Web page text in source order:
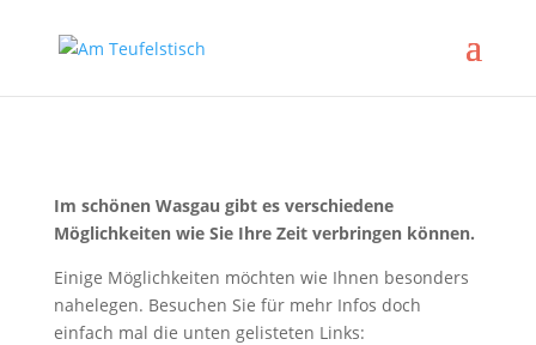
Im schönen Wasgau gibt es verschiedene
Möglichkeiten wie Sie Ihre Zeit verbringen können.
Einige Möglichkeiten möchten wie Ihnen besonders
nahelegen. Besuchen Sie für mehr Infos doch
einfach mal die unten gelisteten Links: